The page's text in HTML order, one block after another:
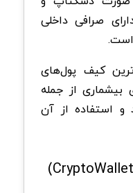
صرافی داخلی
است.
کیف پول‌های
بیشماری از جمله
و استفاده از آن